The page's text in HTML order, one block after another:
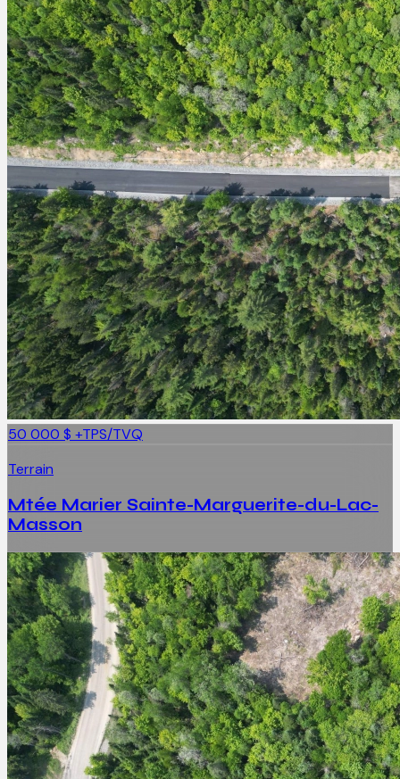
50 000 $ +TPS/TVQ
Terrain
Mtée Marier Sainte-Marguerite-du-Lac-
Masson